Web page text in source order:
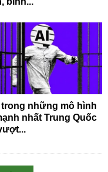
trong những mô hình
nhất Trung Quốc